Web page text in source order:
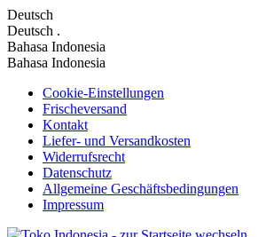
Deutsch
Deutsch .
Bahasa Indonesia
Bahasa Indonesia
Cookie-Einstellungen
Frischeversand
Kontakt
Liefer- und Versandkosten
Widerrufsrecht
Datenschutz
Allgemeine Geschäftsbedingungen
Impressum